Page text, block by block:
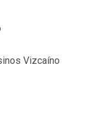
Vizcaíno